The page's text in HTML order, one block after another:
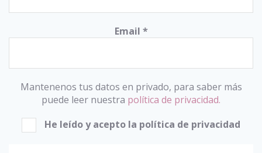
Email *
Mantenenos tus datos en privado, para saber más
puede leer nuestra política de privacidad.
He leído y acepto la política de privacidad